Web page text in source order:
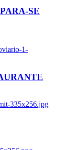
SE
1-
335x256.jpg